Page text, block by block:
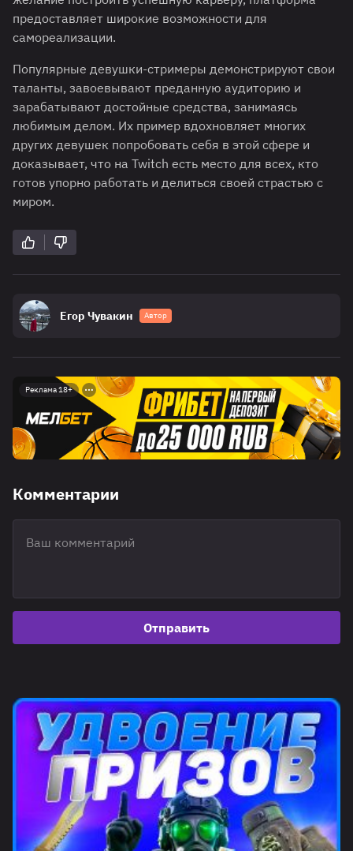
предоставляет широкие возможности для
самореализации.
Популярные девушки-стримеры демонстрируют свои
таланты, завоевывают преданную аудиторию и
зарабатывают достойные средства, занимаясь
любимым делом. Их пример вдохновляет многих
других девушек попробовать себя в этой сфере и
доказывает, что на Twitch есть место для всех, кто
готов упорно работать и делиться своей страстью с
миром.
Егор Чувакин Автор
Реклама 18+
Комментарии
Отправить